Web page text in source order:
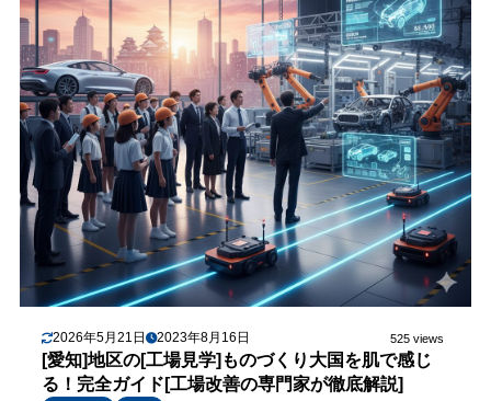
2026年5月21日 2023年8月16日 525 views
[愛知]地区の[工場見学]ものづくり大国を肌で感じ
る！完全ガイド[工場改善の専門家が徹底解説]